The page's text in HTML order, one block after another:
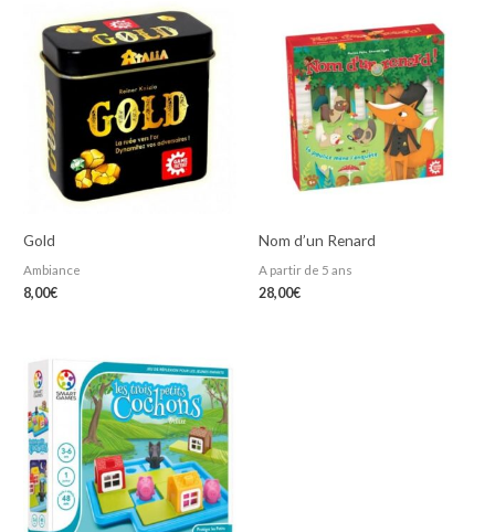
Gold
Ambiance
8,00€
Nom d’un Renard
A partir de 5 ans
28,00€